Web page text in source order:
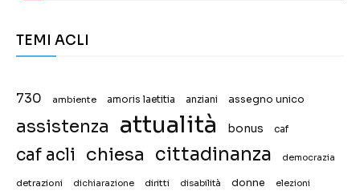
TEMI ACLI
730 ambiente amoris laetitia anziani assegno unico
assistenza attualità bonus caf
caf acli chiesa cittadinanza democrazia
detrazioni dichiarazione diritti disabilità donne elezioni